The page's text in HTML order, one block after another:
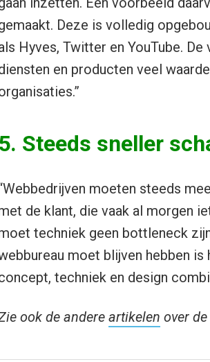
Deze is volledig
Hyves, Twitter en YouTube.
en producten veel
5. Steeds sneller
moeten steeds
de klant, die vaak al morgen
techniek geen bottleneck
moet blijven hebben
techniek en design
ook de andere artikelen over